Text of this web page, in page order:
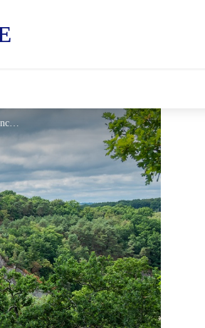
Vue sur le Tertre Sainte-Anne, à Domfront-en-Poiraie - D. Commenchal